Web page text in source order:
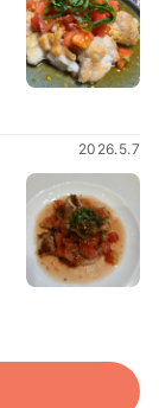
2026.5.7